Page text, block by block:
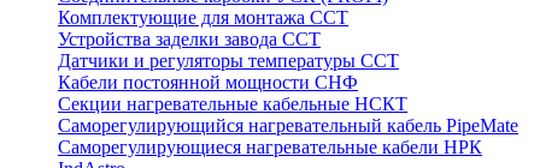
Комплектующие для монтажа ССТ
Устройства заделки завода ССТ
Датчики и регуляторы температуры ССТ
Кабели постоянной мощности СНФ
Секции нагревательные кабельные НСКТ
Саморегулирующийся нагревательный кабель PipeMate
Саморегулирующиеся нагревательные кабели НРК